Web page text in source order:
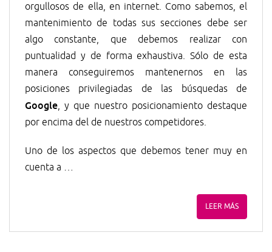
orgullosos de ella, en internet. Como sabemos, el
mantenimiento de todas sus secciones debe ser
algo constante, que debemos realizar con
puntualidad y de forma exhaustiva. Sólo de esta
manera conseguiremos mantenernos en las
posiciones privilegiadas de las búsquedas de
Google, y que nuestro posicionamiento destaque
por encima del de nuestros competidores.
Uno de los aspectos que debemos tener muy en
cuenta a …
LEER MÁS